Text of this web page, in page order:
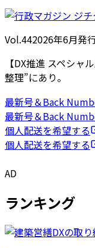
Vol.442026年6月発
【DX推進 スペシャ
整理”にあり。
最新号＆Back
最新号＆Back
個人配送を希望する
個人配送を希望する
AD
ランキング